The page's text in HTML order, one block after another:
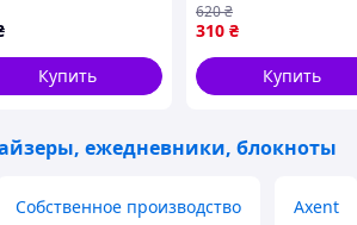
на
картон
Купить
коричневый ZODIAK
для записей и
планирования с
матовой обложкой
310 ₴
620₴
Купить
ежедневники, блокноты
Собственное производство Axent